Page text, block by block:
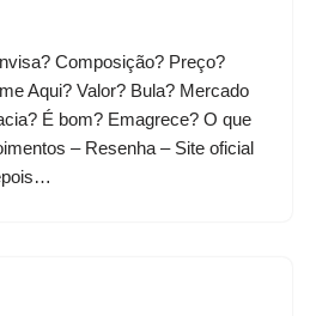
Composição? Preço?
Aqui? Valor? Bula? Mercado
É bom? Emagrece? O que
– Resenha – Site oficial